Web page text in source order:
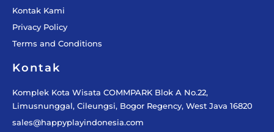
Kontak Kami
Privacy Policy
Terms and Conditions
Kontak
Komplek Kota Wisata COMMPARK Blok A No.22,
Limusnunggal, Cileungsi, Bogor Regency, West Java 16820
sales@happyplayindonesia.com